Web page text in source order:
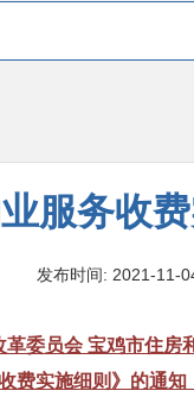
业服务收
发布时间: 2021-11-
革委员会 宝鸡市住房
费实施细则》的通知